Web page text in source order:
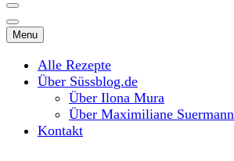
Menu
Alle Rezepte
Über Süssblog.de
Über Ilona Mura
Über Maximiliane Suermann
Kontakt